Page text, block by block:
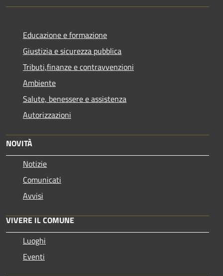
Educazione e formazione
Giustizia e sicurezza pubblica
Tributi,finanze e contravvenzioni
Ambiente
Salute, benessere e assistenza
Autorizzazioni
NOVITÀ
Notizie
Comunicati
Avvisi
VIVERE IL COMUNE
Luoghi
Eventi